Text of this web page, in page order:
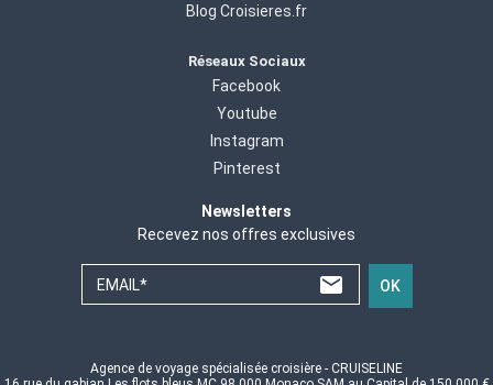
Blog Croisieres.fr
Réseaux Sociaux
Facebook
Youtube
Instagram
Pinterest
Newsletters
Recevez nos offres exclusives
EMAIL* OK
Agence de voyage spécialisée croisière - CRUISELINE